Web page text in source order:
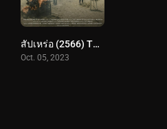
สัปเหร่อ (2566) The Undertaker
Oct. 05, 2023